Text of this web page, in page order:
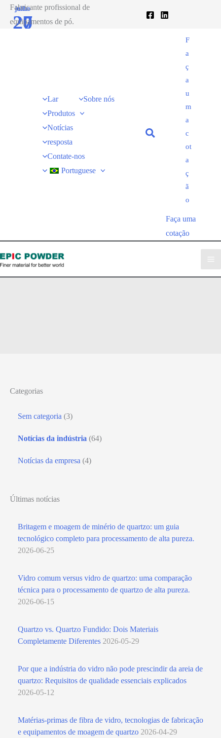
para
Fabricante profissional de
equipamentos de pó.
Lar
Sobre nós
Produtos
Notícias
resposta
Contate-nos
Portuguese
F
a
ç
a
u
m
a
c
ot
a
ç
ã
o
Faça uma
cotação
Categorias
Sem categoria (3)
Notícias da indústria (64)
Notícias da empresa (4)
Últimas notícias
Britagem e moagem de minério de quartzo: um guia
tecnológico completo para processamento de alta pureza.
2026-06-25
Vidro comum versus vidro de quartzo: uma comparação
técnica para o processamento de quartzo de alta pureza.
2026-06-15
Quartzo vs. Quartzo Fundido: Dois Materiais
Completamente Diferentes 2026-05-29
Por que a indústria do vidro não pode prescindir da areia de
quartzo: Requisitos de qualidade essenciais explicados
2026-05-12
Matérias-primas de fibra de vidro, tecnologias de fabricação
e equipamentos de moagem de quartzo 2026-04-29
junho
27
julho
20